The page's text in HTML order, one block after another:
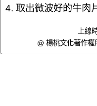
4. 取出微波好的牛肉
上線
@ 楊桃文化著作